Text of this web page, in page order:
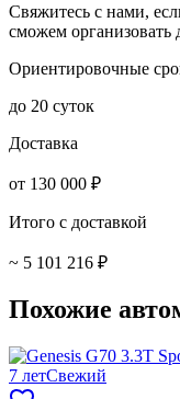
Свяжитесь с нами,
сможем организовать
Ориентировочные
до 20 суток
Доставка
от 130 000 ₽
Итого с доставкой
~ 5 101 216 ₽
Похожие
7 летСвежий